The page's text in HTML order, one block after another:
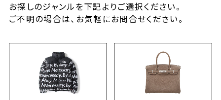
お探しのジャンルを下記よりご選択ください。
ご不明の場合は、お気軽にお問合せください。